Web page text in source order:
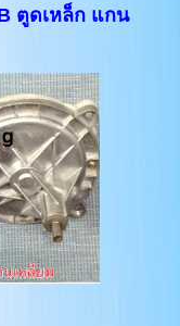
ตูดเหล็ก แกน